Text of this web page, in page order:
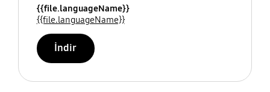
{{file.languageName}}
{{file.languageName}}
İndir